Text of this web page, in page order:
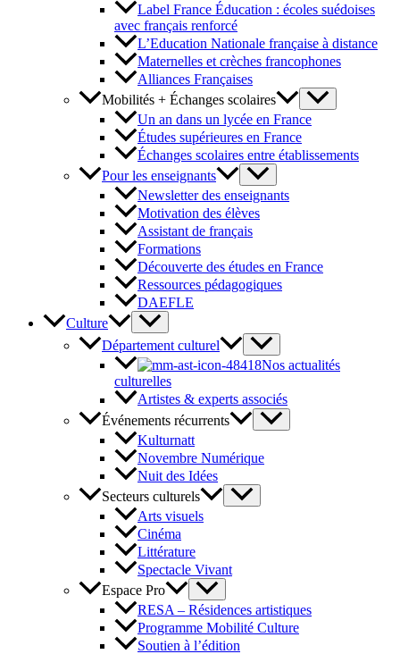
Label France Éducation : écoles suédoises
avec français renforcé
L’Education Nationale française à distance
Maternelles et crèches francophones
Alliances Françaises
Mobilités + Échanges scolaires
Un an dans un lycée en France
Études supérieures en France
Échanges scolaires entre établissements
Pour les enseignants
Newsletter des enseignants
Motivation des élèves
Assistant de français
Formations
Découverte des études en France
Ressources pédagogiques
DAEFLE
Culture
Département culturel
Nos actualités
culturelles
Artistes & experts associés
Événements récurrents
Kulturnatt
Novembre Numérique
Nuit des Idées
Secteurs culturels
Arts visuels
Cinéma
Littérature
Spectacle Vivant
Espace Pro
RESA – Résidences artistiques
Programme Mobilité Culture
Soutien à l’édition